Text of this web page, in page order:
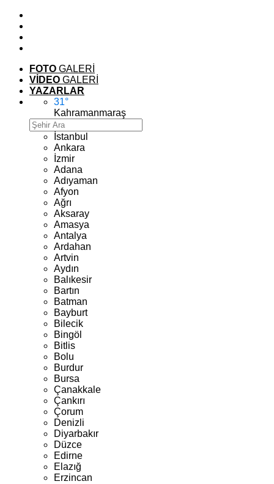
FOTO GALERİ
VİDEO GALERİ
YAZARLAR
31°
Kahramanmaraş
İstanbul
Ankara
İzmir
Adana
Adıyaman
Afyon
Ağrı
Aksaray
Amasya
Antalya
Ardahan
Artvin
Aydın
Balıkesir
Bartın
Batman
Bayburt
Bilecik
Bingöl
Bitlis
Bolu
Burdur
Bursa
Çanakkale
Çankırı
Çorum
Denizli
Diyarbakır
Düzce
Edirne
Elazığ
Erzincan